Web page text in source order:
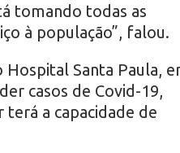
tomando todas as
à população”, falou.
Santa Paula,
casos de Covid-19,
a capacidade de